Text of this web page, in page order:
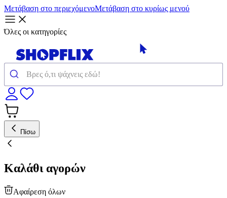
Μετάβαση στο περιεχόμενοΜετάβαση στο κυρίως μενού
Όλες οι κατηγορίες
Πίσω
Καλάθι αγορών
Αφαίρεση όλων